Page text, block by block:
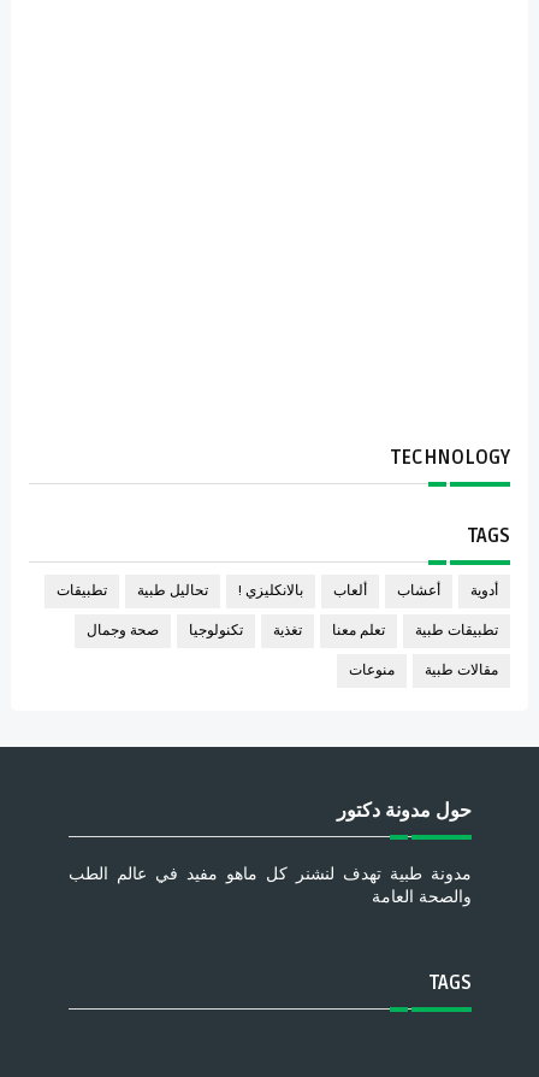
TECHNOLOGY
TAGS
أدوية أعشاب ألعاب بالانكليزي ! تحاليل طبية تطبيقات
تطبيقات طبية تعلم معنا تغذية تكنولوجيا صحة وجمال
مقالات طبية منوعات
حول مدونة دكتور
مدونة طبية تهدف لنشنر كل ماهو مفيد في عالم الطب
والصحة العامة
TAGS